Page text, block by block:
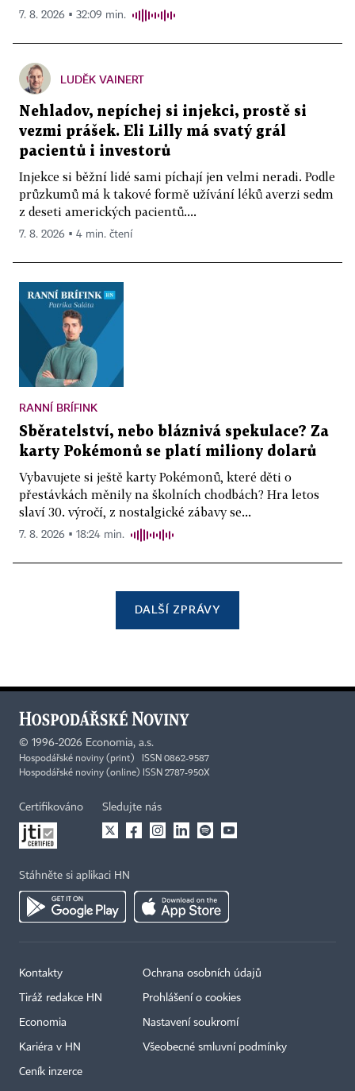
7. 8. 2026 ▪ 32:09 min.
LUDĚK VAINERT
Nehladov, nepíchej si injekci, prostě si
vezmi prášek. Eli Lilly má svatý grál
pacientů i investorů
Injekce si běžní lidé sami píchají jen velmi neradi. Podle
průzkumů má k takové formě užívání léků averzi sedm
z deseti amerických pacientů....
7. 8. 2026 ▪ 4 min. čtení
RANNÍ BRÍFINK
Sběratelství, nebo bláznivá spekulace? Za
karty Pokémonů se platí miliony dolarů
Vybavujete si ještě karty Pokémonů, které děti o
přestávkách měnily na školních chodbách? Hra letos
slaví 30. výročí, z nostalgické zábavy se...
7. 8. 2026 ▪ 18:24 min.
DALŠÍ ZPRÁVY
© 1996-2026 Economia, a.s.
Hospodářské noviny (print) ISSN 0862-9587
Hospodářské noviny (online) ISSN 2787-950X
Certifikováno Sledujte nás
Stáhněte si aplikaci HN
Kontakty
Tiráž redakce HN
Economia
Kariéra v HN
Ceník inzerce
Ochrana osobních údajů
Prohlášení o cookies
Nastavení soukromí
Všeobecné smluvní podmínky